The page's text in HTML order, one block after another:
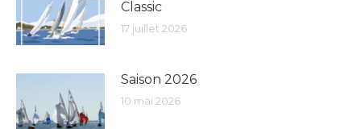
Classic
17 juillet 2026
Saison 2026
10 mai 2026